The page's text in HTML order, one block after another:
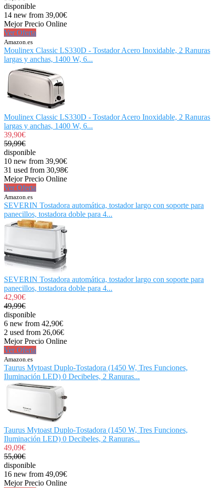
disponible
14 new from 39,00€
Mejor Precio Online
Ver Oferta
Amazon.es
Moulinex Classic LS330D - Tostador Acero Inoxidable, 2 Ranuras
largas y anchas, 1400 W, 6...
Moulinex Classic LS330D - Tostador Acero Inoxidable, 2 Ranuras
largas y anchas, 1400 W, 6...
39,90€
59,99€
disponible
10 new from 39,90€
31 used from 30,98€
Mejor Precio Online
Ver Oferta
Amazon.es
SEVERIN Tostadora automática, tostador largo con soporte para
panecillos, tostadora doble para 4...
SEVERIN Tostadora automática, tostador largo con soporte para
panecillos, tostadora doble para 4...
42,90€
49,99€
disponible
6 new from 42,90€
2 used from 26,06€
Mejor Precio Online
Ver Oferta
Amazon.es
Taurus Mytoast Duplo-Tostadora (1450 W, Tres Funciones,
Iluminación LED) 0 Decibeles, 2 Ranuras...
Taurus Mytoast Duplo-Tostadora (1450 W, Tres Funciones,
Iluminación LED) 0 Decibeles, 2 Ranuras...
49,09€
55,00€
disponible
16 new from 49,09€
Mejor Precio Online